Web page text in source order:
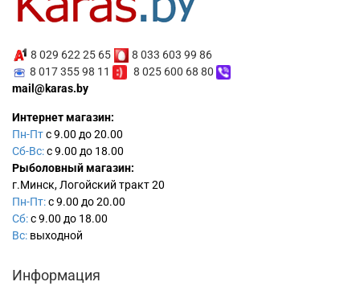
8 029 622 25 65
8 033 603 99 86
8 017 355 98 11
8 025 600 68 80
mail@karas.by
Интернет магазин:
Пн-Птс 9.00 до 20.00
Сб-Вс:с 9.00 до 18.00
Рыболовный магазин:
г.Минск, Логойский тракт 20
Пн-Пт:с 9.00 до 20.00
Сб:с 9.00 до 18.00
Вс: выходной
Информация